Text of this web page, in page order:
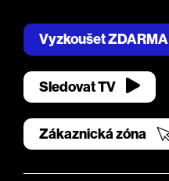
Vyzkoušet ZDARMA
Sledovat TV
Zákaznická zóna